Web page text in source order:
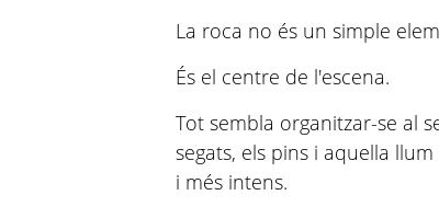
La roca no és un simple
És el centre de l'escena.
Tot sembla organitzar-se al
segats, els pins i aquella
i més intens.